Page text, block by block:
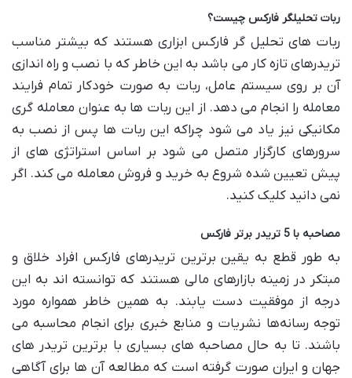
ربات تحلیلگر فارکس چیست؟
ربات های تحلیل گر فارکس ابزاری هستند که بیشتر مناسب
تریدرهای تازه کار می باشد به این خاطر که با نصب و راه اندازی
آن بر روی سیستم عامل، ربات به صورت خودکار تمام فرایند
معامله را انجام می دهد. از این ربات ها به عنوان معامله گری
مکانیکی نیز یاد می شود چراکه این ربات ها پس از نصب به
سرورهای کارگزار متصل می شود بر اساس استراتژی های از
پیش تعیین شده شروع به خرید و فروش معامله می ‌کند. اگر
نمی دانید کلیک کنید.
مصاحبه با 5 تریدر برتر فارکس
به طور قطع به یقین برترین تریدرهای فارکس افراد خلاق و
مبتکر در زمینه بازارهای مالی هستند که توانسته اند به این
درجه از موفقیت دست یابند. به همین خاطر همواره مورد
توجه رسانه‌ها نشریات و منابع خبری برای انجام محاسبه می
باشند. تا به حال مصاحبه های بسیاری با برترین تریدر های
جهان و ایران صورت گرفته است که مطالعه آن ها برای آگاهی